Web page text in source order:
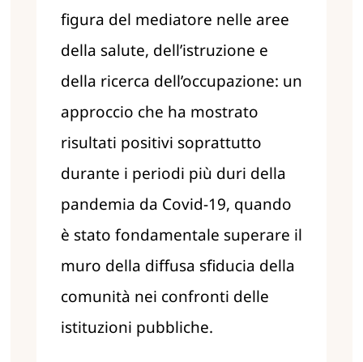
figura del mediatore nelle aree
della salute, dell’istruzione e
della ricerca dell’occupazione: un
approccio che ha mostrato
risultati positivi soprattutto
durante i periodi più duri della
pandemia da Covid-19, quando
è stato fondamentale superare il
muro della diffusa sfiducia della
comunità nei confronti delle
istituzioni pubbliche.